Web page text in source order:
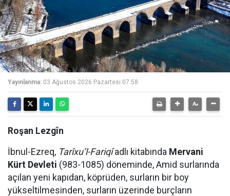
Yayınlanma: 03 Ağustos 2026 Pazartesi 07:58
Roşan Lezgîn
İbnul-Ezreq, Tarîxu’l-Fariqîadlı kitabında Mervani
Kürt Devleti (983-1085) döneminde, Amid surlarında
açılan yeni kapıdan, köprüden, surların bir boy
yükseltilmesinden, surların üzerinde burçların